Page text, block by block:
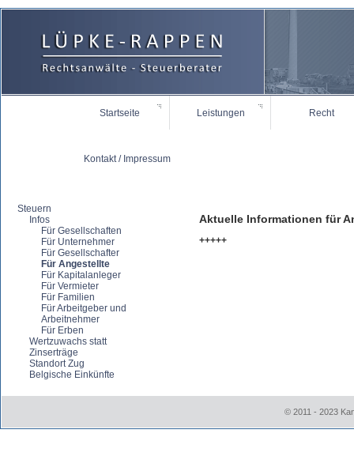
Startseite Leistungen Recht
Kontakt / Impressum
Steuern
Infos
Für Gesellschaften
Für Unternehmer
Für Gesellschafter
Für Angestellte
Für Kapitalanleger
Für Vermieter
Für Familien
Für Arbeitgeber und
Arbeitnehmer
Für Erben
Wertzuwachs statt
Zinserträge
Standort Zug
Belgische Einkünfte
Aktuelle Informationen für
© 2011 - 2023